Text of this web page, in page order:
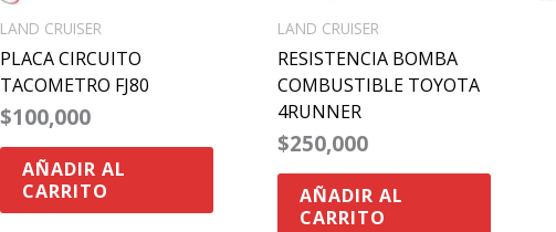
LAND CRUISER
PLACA CIRCUITO
TACOMETRO FJ80
$100,000
AÑADIR AL
CARRITO
LAND CRUISER
RESISTENCIA BOMBA
COMBUSTIBLE TOYOTA
4RUNNER
$250,000
AÑADIR AL
CARRITO